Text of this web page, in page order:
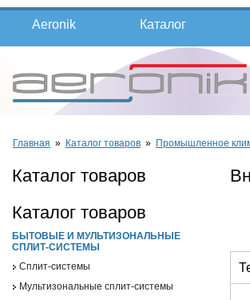
Aeronik Каталог
Главная » Каталог товаров » Промышленное
Каталог товаров
Каталог товаров
БЫТОВЫЕ И МУЛЬТИЗОНАЛЬНЫЕ
СПЛИТ-СИСТЕМЫ
Cплит-системы
Мультизональные сплит-системы